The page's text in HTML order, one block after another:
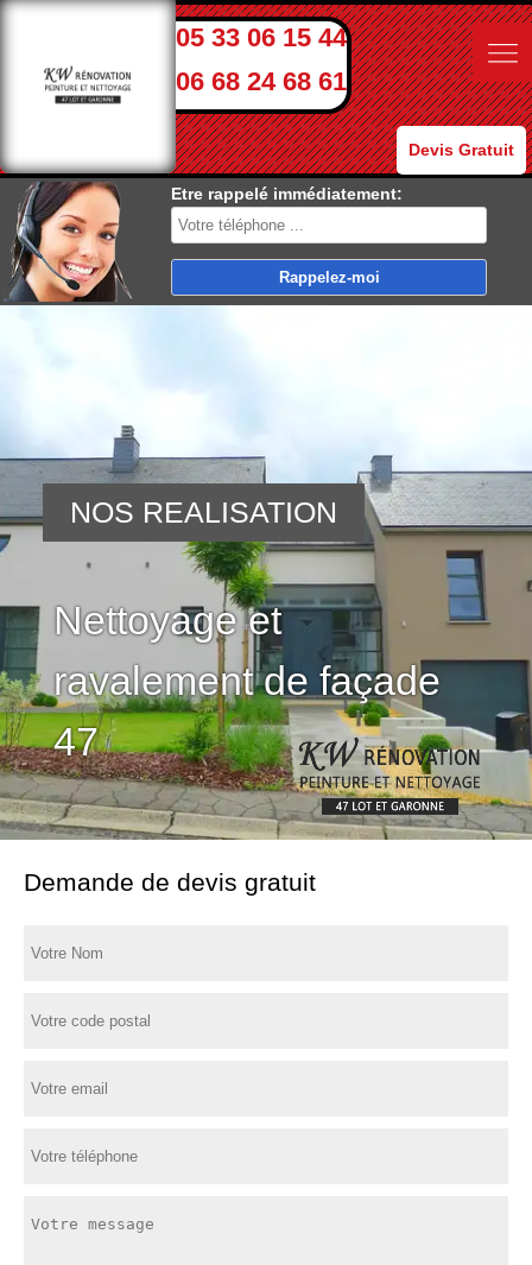
05 33 06 15 44
06 68 24 68 61
Devis Gratuit
Etre rappelé immédiatement:
Nettoyage et
ravalement de façade
47
NOS REALISATION
Demande de devis gratuit